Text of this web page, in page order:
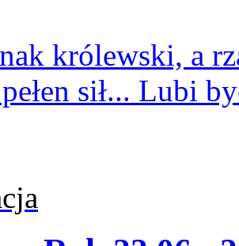
królewski, a
sił... Lubi